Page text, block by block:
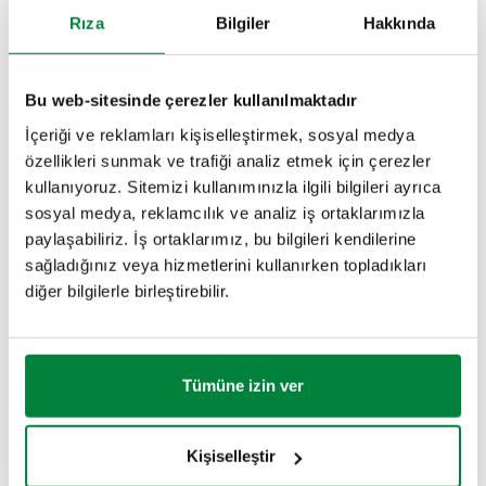
Rıza Bilgiler Hakkında
Bu web-sitesinde çerezler kullanılmaktadır
İçeriği ve reklamları kişiselleştirmek, sosyal medya
özellikleri sunmak ve trafiği analiz etmek için çerezler
kullanıyoruz. Sitemizi kullanımınızla ilgili bilgileri ayrıca
sosyal medya, reklamcılık ve analiz iş ortaklarımızla
paylaşabiliriz. İş ortaklarımız, bu bilgileri kendilerine
sağladığınız veya hizmetlerini kullanırken topladıkları
diğer bilgilerle birleştirebilir.
Tümüne izin ver
Kişiselleştir
ÇIZIMLER VE TEKNIK ÖZELLIKLER
numarası
324250
G 3/4" (ISO
228-1) D
sabit somun
G 3/4" A (ISO
228-1) E
DN 20
(gövde)
PDF